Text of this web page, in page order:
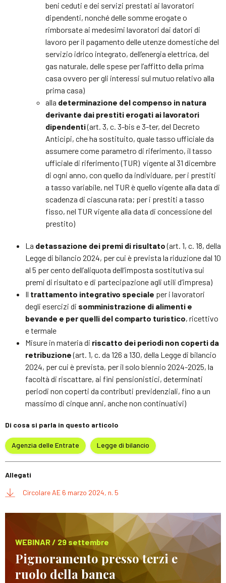
beni ceduti e dei servizi prestati ai lavoratori
dipendenti, nonché delle somme erogate o
rimborsate ai medesimi lavoratori dai datori di
lavoro per il pagamento delle utenze domestiche del
servizio idrico integrato, dell’energia elettrica, del
gas naturale, delle spese per l’affitto della prima
casa ovvero per gli interessi sul mutuo relativo alla
prima casa)
alla determinazione del compenso in natura
derivante dai prestiti erogati ai lavoratori
dipendenti(art. 3, c. 3-bis e 3-ter, del Decreto
Anticipi, che ha sostituito, quale tasso ufficiale da
assumere come parametro di riferimento, il tasso
ufficiale di riferimento (TUR) vigente al 31 dicembre
di ogni anno, con quello da individuare, per i prestiti
a tasso variabile, nel TUR è quello vigente alla data di
scadenza di ciascuna rata; per i prestiti a tasso
fisso, nel TUR vigente alla data di concessione del
prestito)
La detassazione dei premi di risultato(art. 1, c. 18, della
Legge di bilancio 2024, per cui è prevista la riduzione dal 10
al 5 per cento dell’aliquota dell’imposta sostitutiva sui
premi di risultato e di partecipazione agli utili d’impresa)
Il trattamento integrativo speciale per i lavoratori
degli esercizi di somministrazione di alimenti e
bevande e per quelli del comparto turistico, ricettivo
e termale
Misure in materia di riscatto dei periodi non coperti da
retribuzione(art. 1, c. da 126 a 130, della Legge di bilancio
2024, per cui è prevista, per il solo biennio 2024-2025, la
facoltà di riscattare, ai fini pensionistici, determinati
periodi non coperti da contributi previdenziali, fino a un
massimo di cinque anni, anche non continuativi)
Di cosa si parla in questo articolo
Agenzia delle Entrate Legge di bilancio
Allegati
Circolare AE 6 marzo 2024, n. 5
WEBINAR / 29 settembre
Pignoramento presso terzi e
ruolo della banca